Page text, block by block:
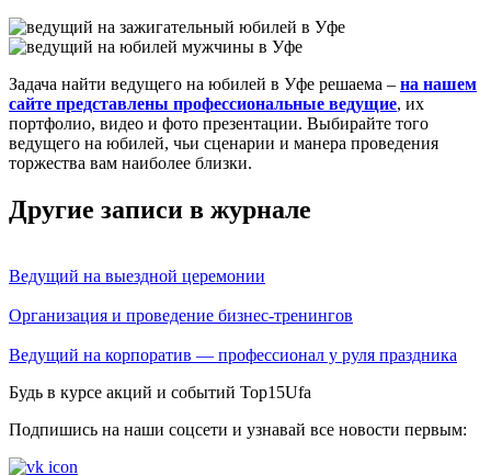
Задача найти ведущего на юбилей в Уфе решаема – на нашем
сайте представлены профессиональные ведущие, их
портфолио, видео и фото презентации. Выбирайте того
ведущего на юбилей, чьи сценарии и манера проведения
торжества вам наиболее близки.
Другие записи в журнале
Ведущий на выездной церемонии
Организация и проведение бизнес-тренингов
Ведущий на корпоратив — профессионал у руля праздника
Будь в курсе акций и событий Top15Ufa
Подпишись на наши соцсети и узнавай все новости первым: